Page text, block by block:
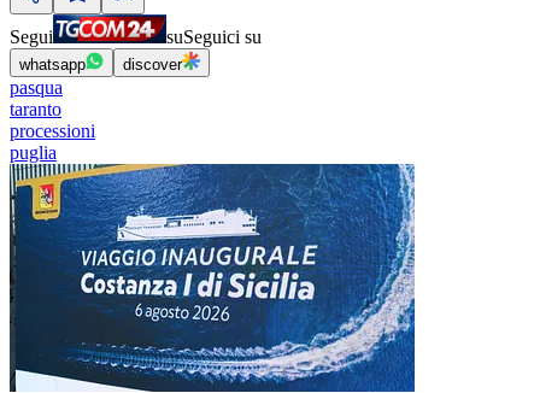
Segui suSeguici su
whatsapp discover
pasqua
taranto
processioni
puglia